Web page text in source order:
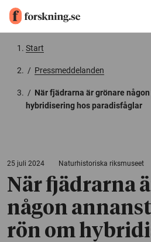
Start
/ Pressmeddelanden
/ När fjädrarna är grönare
hybridisering hos paradisfåglar
25 juli 2024 Naturhistoriska riksmuseet
När fjädrarna
någon
rön om